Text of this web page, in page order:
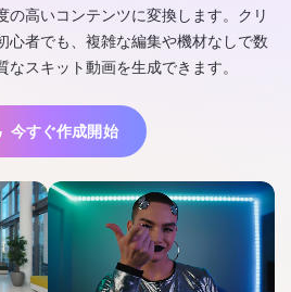
の高いコンテンツに変換します。クリ
心者でも、複雑な編集や機材なしで数
スキット動画を生成できます。
今すぐ作成開始